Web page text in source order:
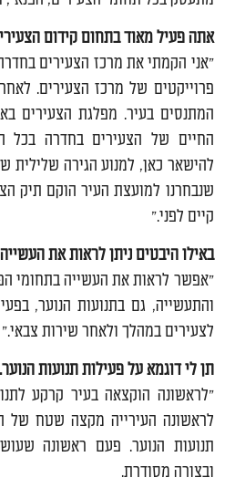
אתה פעיל מאוד בתחום קידום
פרוייקטים של מרכז הצעירים.
המתנסים בעיר. מפלגת הצעירים
החיים של הצעירים בחדרה בכל
להישאר כאן, למנוע הגירה שלילית
שנבחרנו למועצת העיר הוקם תיק
קיים לפני."
באילו היבטים ניתן לראות את
"אפשר לראות את העשייה בתחומי
והתעשייה, גם בתנועות הנוער,
לצעירים במהלך ולאחר שירות צבאי."
תן לי דוגמא על פעילות תנועות הנוער.
"לראשונה הוקצאה בעיר קרקע
לראשונה העירייה מקצה שטח של
תנועות הנוער. פעם ראשונה
ובצורה מסודרת.